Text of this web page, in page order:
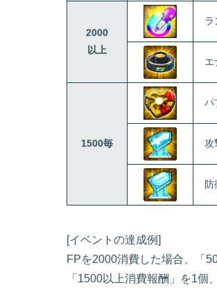
2000
以上
ラ
エ
1500毎
パ
攻
防
[イベントの達成例]
FPを2000消費した場合、「
「1500以上消費報酬」を1